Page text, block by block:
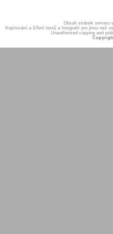
Obsah stránek serveru
Kopírování a šíření textů a fotografií pro jinou než
Unauthorised copying and